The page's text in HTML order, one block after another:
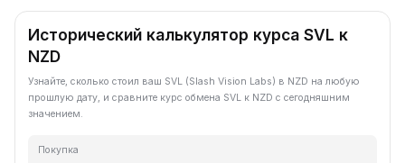
Исторический калькулятор курса SVL к
NZD
Узнайте, сколько стоил ваш SVL (Slash Vision Labs) в NZD на любую
прошлую дату, и сравните курс обмена SVL к NZD с сегодняшним
значением.
Покупка